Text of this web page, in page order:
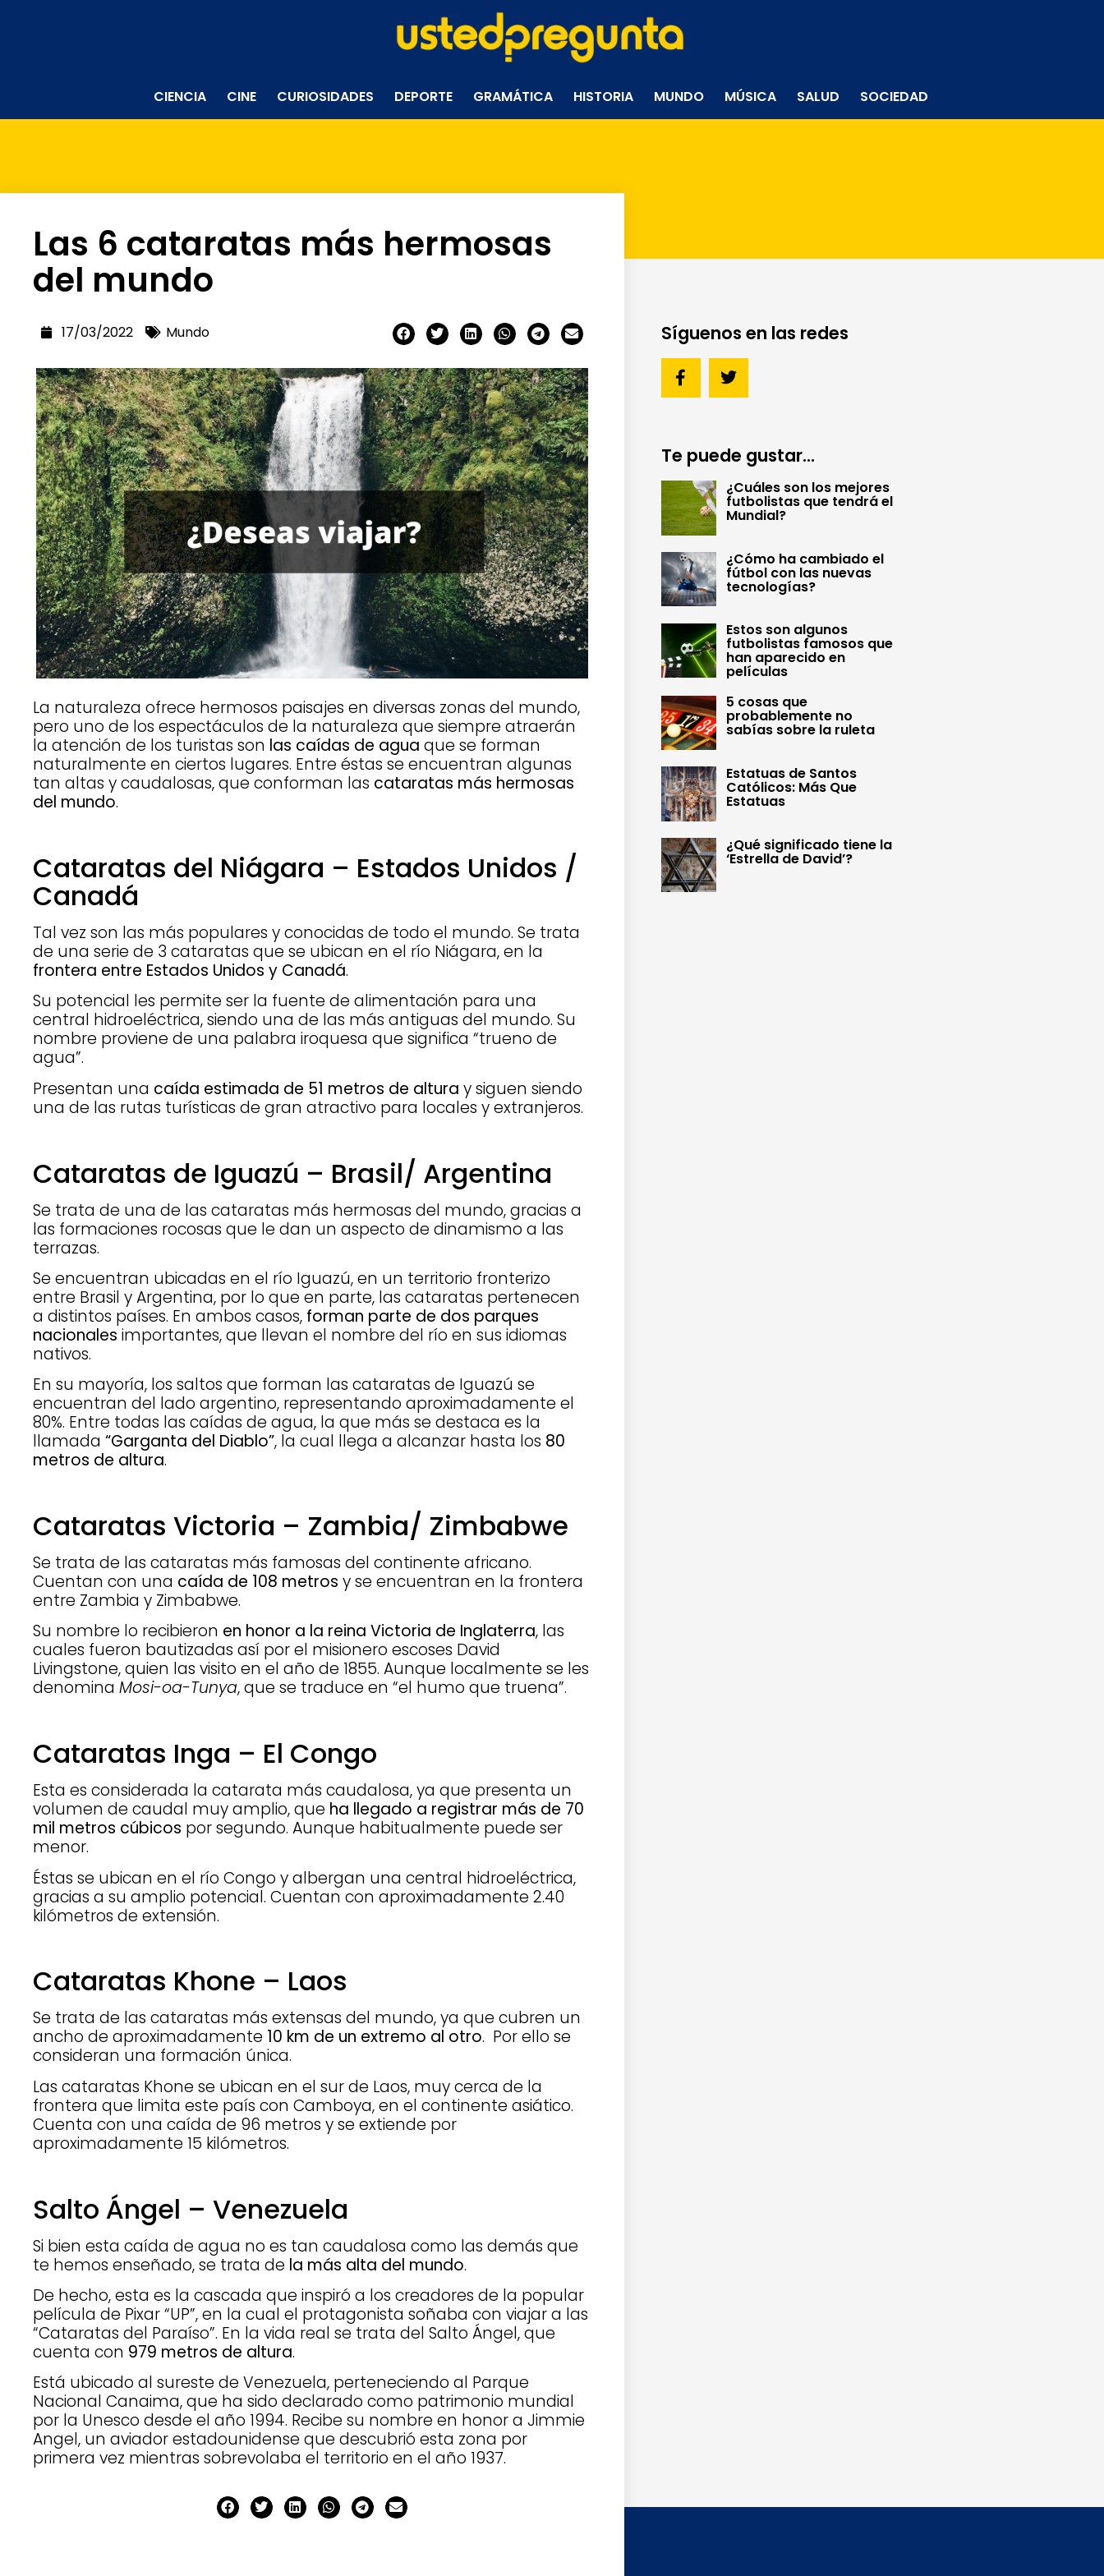
CIENCIA CINE CURIOSIDADES DEPORTE GRAMÁTICA HISTORIA MUNDO MÚSICA SALUD SOCIEDAD
Las 6 cataratas más hermosas
del mundo
17/03/2022 Mundo
La naturaleza ofrece hermosos paisajes en diversas zonas del mundo,
pero uno de los espectáculos de la naturaleza que siempre atraerán
la atención de los turistas son las caídas de agua que se forman
naturalmente en ciertos lugares. Entre éstas se encuentran algunas
tan altas y caudalosas, que conforman las cataratas más hermosas
del mundo.
Cataratas del Niágara – Estados Unidos /
Canadá
Tal vez son las más populares y conocidas de todo el mundo. Se trata
de una serie de 3 cataratas que se ubican en el río Niágara, en la
frontera entre Estados Unidos y Canadá.
Su potencial les permite ser la fuente de alimentación para una
central hidroeléctrica, siendo una de las más antiguas del mundo. Su
nombre proviene de una palabra iroquesa que significa “trueno de
agua”.
Presentan una caída estimada de 51 metros de altura y siguen siendo
una de las rutas turísticas de gran atractivo para locales y extranjeros.
Cataratas de Iguazú – Brasil/ Argentina
Se trata de una de las cataratas más hermosas del mundo, gracias a
las formaciones rocosas que le dan un aspecto de dinamismo a las
terrazas.
Se encuentran ubicadas en el río Iguazú, en un territorio fronterizo
entre Brasil y Argentina, por lo que en parte, las cataratas pertenecen
a distintos países. En ambos casos, forman parte de dos parques
nacionales importantes, que llevan el nombre del río en sus idiomas
nativos.
En su mayoría, los saltos que forman las cataratas de Iguazú se
encuentran del lado argentino, representando aproximadamente el
80%. Entre todas las caídas de agua, la que más se destaca es la
llamada “Garganta del Diablo”, la cual llega a alcanzar hasta los 80
metros de altura.
Cataratas Victoria – Zambia/ Zimbabwe
Se trata de las cataratas más famosas del continente africano.
Cuentan con una caída de 108 metros y se encuentran en la frontera
entre Zambia y Zimbabwe.
Su nombre lo recibieron en honor a la reina Victoria de Inglaterra, las
cuales fueron bautizadas así por el misionero escoses David
Livingstone, quien las visito en el año de 1855. Aunque localmente se les
denomina Mosi-oa-Tunya, que se traduce en “el humo que truena”.
Cataratas Inga – El Congo
Esta es considerada la catarata más caudalosa, ya que presenta un
volumen de caudal muy amplio, que ha llegado a registrar más de 70
mil metros cúbicos por segundo. Aunque habitualmente puede ser
menor.
Éstas se ubican en el río Congo y albergan una central hidroeléctrica,
gracias a su amplio potencial. Cuentan con aproximadamente 2.40
kilómetros de extensión.
Cataratas Khone – Laos
Se trata de las cataratas más extensas del mundo, ya que cubren un
ancho de aproximadamente 10 km de un extremo al otro. Por ello se
consideran una formación única.
Las cataratas Khone se ubican en el sur de Laos, muy cerca de la
frontera que limita este país con Camboya, en el continente asiático.
Cuenta con una caída de 96 metros y se extiende por
aproximadamente 15 kilómetros.
Salto Ángel – Venezuela
Si bien esta caída de agua no es tan caudalosa como las demás que
te hemos enseñado, se trata de la más alta del mundo.
De hecho, esta es la cascada que inspiró a los creadores de la popular
película de Pixar “UP”, en la cual el protagonista soñaba con viajar a las
“Cataratas del Paraíso”. En la vida real se trata del Salto Ángel, que
cuenta con 979 metros de altura.
Está ubicado al sureste de Venezuela, perteneciendo al Parque
Nacional Canaima, que ha sido declarado como patrimonio mundial
por la Unesco desde el año 1994. Recibe su nombre en honor a Jimmie
Angel, un aviador estadounidense que descubrió esta zona por
primera vez mientras sobrevolaba el territorio en el año 1937.
Síguenos en las redes
Te puede gustar...
¿Cuáles son los mejores
futbolistas que tendrá el
Mundial?
¿Cómo ha cambiado el
fútbol con las nuevas
tecnologías?
Estos son algunos
futbolistas famosos que
han aparecido en
películas
5 cosas que
probablemente no
sabías sobre la ruleta
Estatuas de Santos
Católicos: Más Que
Estatuas
¿Qué significado tiene la
‘Estrella de David’?